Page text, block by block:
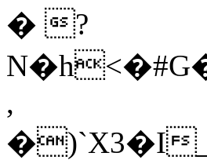
� ?
,
�)`X3�I